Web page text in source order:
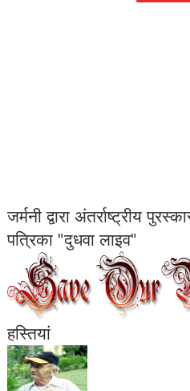
जर्मनी द्वारा अंतर्राष्ट्रीय
पत्रिका "दुधवा लाइव"
हस्तियां